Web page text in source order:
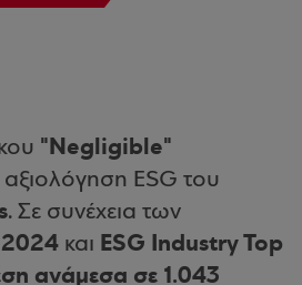
"Νegligible"
αξιολόγηση ESG του
. Σε συνέχεια των
και ESG Industry Top
ανάμεσα σε 1.043